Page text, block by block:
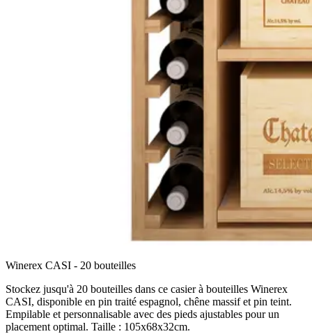
Winerex CASI - 20 bouteilles
Stockez jusqu'à 20 bouteilles dans ce casier à bouteilles Winerex
CASI, disponible en pin traité espagnol, chêne massif et pin teint.
Empilable et personnalisable avec des pieds ajustables pour un
placement optimal. Taille : 105x68x32cm.